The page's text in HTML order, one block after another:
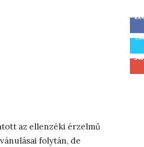
az ellenzéki érzelmű
folytán, de
340